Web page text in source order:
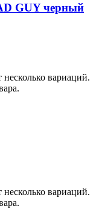
GUY черный
несколько вариаций.
несколько вариаций.